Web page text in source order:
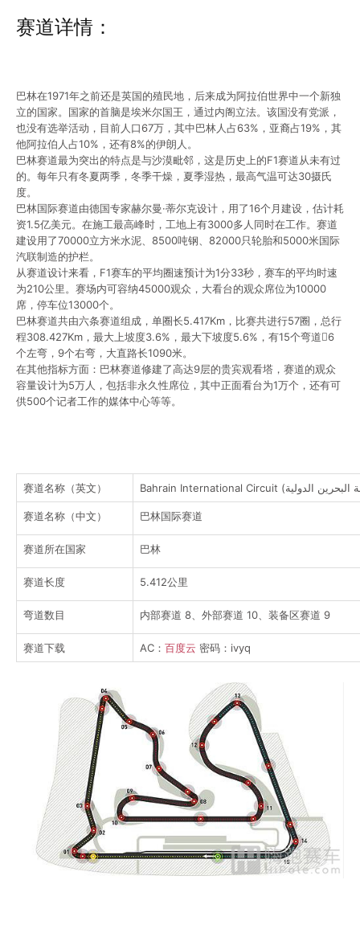
赛道详情：
巴林在1971年之前还是英国的殖民地，后来成为阿拉伯世界中一个新独
立的国家。国家的首脑是埃米尔国王，通过内阁立法。该国没有党派，
也没有选举活动，目前人口67万，其中巴林人占63%，亚裔占19%，其
他阿拉伯人占10%，还有8%的伊朗人。
巴林赛道最为突出的特点是与沙漠毗邻，这是历史上的F1赛道从未有过
的。每年只有冬夏两季，冬季干燥，夏季湿热，最高气温可达30摄氏
度。
巴林国际赛道由德国专家赫尔曼·蒂尔克设计，用了16个月建设，估计耗
资1.5亿美元。在施工最高峰时，工地上有3000多人同时在工作。赛道
建设用了70000立方米水泥、8500吨钢、82000只轮胎和5000米国际
汽联制造的护栏。
从赛道设计来看，F1赛车的平均圈速预计为1分33秒，赛车的平均时速
为210公里。赛场内可容纳45000观众，大看台的观众席位为10000
席，停车位13000个。
巴林赛道共由六条赛道组成，单圈长5.417Km，比赛共进行57圈，总行
程308.427Km，最大上坡度3.6%，最大下坡度5.6%，有15个弯道6
个左弯，9个右弯，大直路长1090米。
在其他指标方面：巴林赛道修建了高达9层的贵宾观看塔，赛道的观众
容量设计为5万人，包括非永久性席位，其中正面看台为1万个，还有可
供500个记者工作的媒体中心等等。
赛道名称（英文）
赛道名称（中文） 巴林国际赛道
赛道所在国家 巴林
赛道长度 5.412公里
弯道数目 内部赛道 8、外部赛道 10、装备区赛道 9
赛道下载 AC： 百度云 密码：ivyq